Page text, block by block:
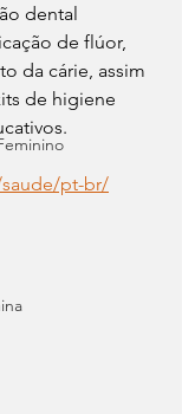
dental
de flúor,
da cárie, assim
de higiene
pt-br/